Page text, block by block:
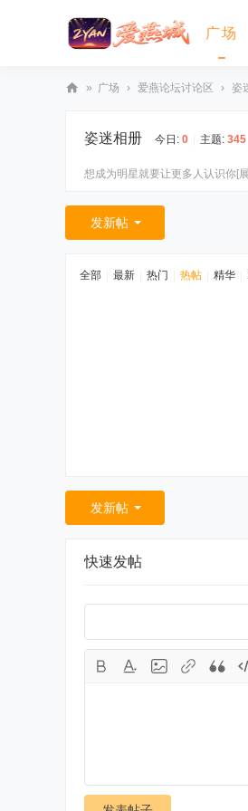
广场
» 广场 › 爱燕论坛讨论区 › 姿
姿迷相册 今日: 0 主题: 345
想成为明星就要让更多人认识你[
发新帖
全部 最新 热门 热帖 精华
发新帖
快速发帖